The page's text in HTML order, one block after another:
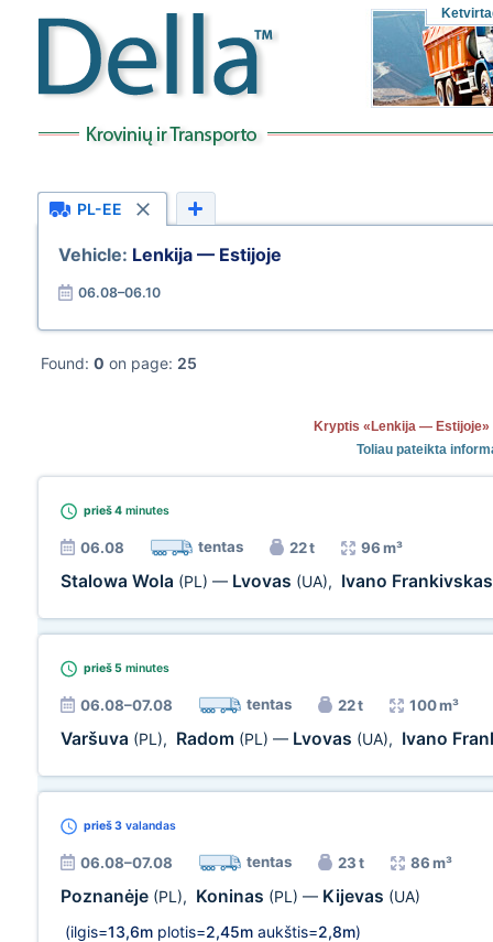
PL-EE
Vehicle: Lenkija — Estijoje
06.08–06.10
Found: 0 on page: 25
Kryptis «Lenkija — Estijoje»
Toliau pateikta
prieš 4 minutes
06.08 tentas 22 t 96 m³
Stalowa Wola (PL) — Lvovas (UA), Ivano
prieš 5 minutes
06.08–07.08 tentas 22 t 100 m³
Varšuva (PL), Radom (PL) — Lvovas (UA), Ivano
prieš 3 valandas
06.08–07.08 tentas 23 t 86 m³
Poznanėje (PL), Koninas (PL) — Kijevas (UA)
(ilgis=13,6m plotis=2,45m aukštis=2,8m)